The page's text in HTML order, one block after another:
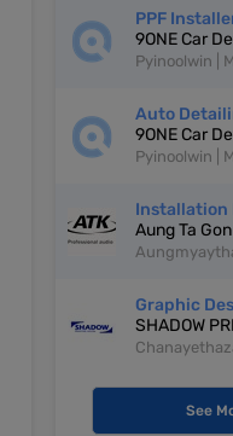
PPF
9ONE Car
Pyinoolwin |
Auto
9ONE Car
Pyinoolwin |
Installation
Aung Ta
Graphic
SHADOW
See